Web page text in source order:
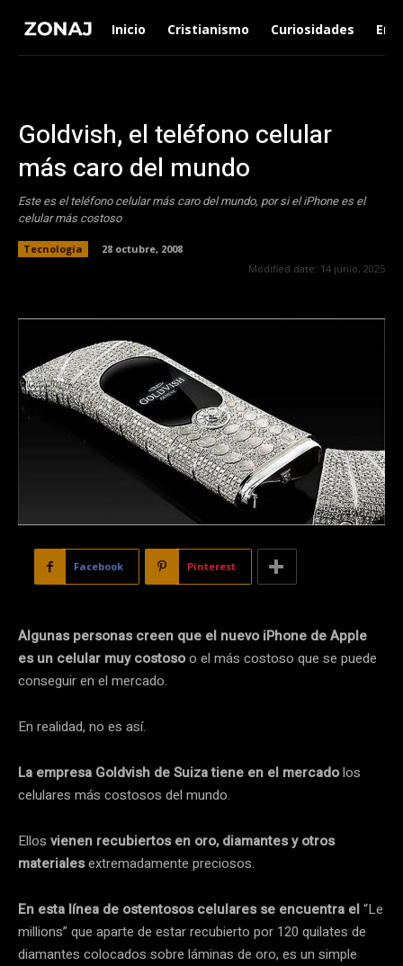
Inicio Cristianismo Curiosidades
Goldvish, el teléfono celular
más caro del mundo
Este es el teléfono celular más caro del mundo, por si el iPhone es el
celular más costoso
Tecnología
28 octubre, 2008
Modified date: 14 junio, 2025
Facebook Pinterest
Algunas personas creen que el nuevo iPhone de Apple
es un celular muy costosoo el más costoso que se puede
conseguir en el mercado.
En realidad, no es así.
La empresa Goldvish de Suiza tiene en el mercadolos
celulares más costosos del mundo.
Ellos vienen recubiertos en oro, diamantes y otros
materialesextremadamente preciosos.
En esta línea de ostentosos celulares se encuentra el“Le
millions” que aparte de estar recubierto por 120 quilates de
diamantes colocados sobre láminas de oro, es un simple